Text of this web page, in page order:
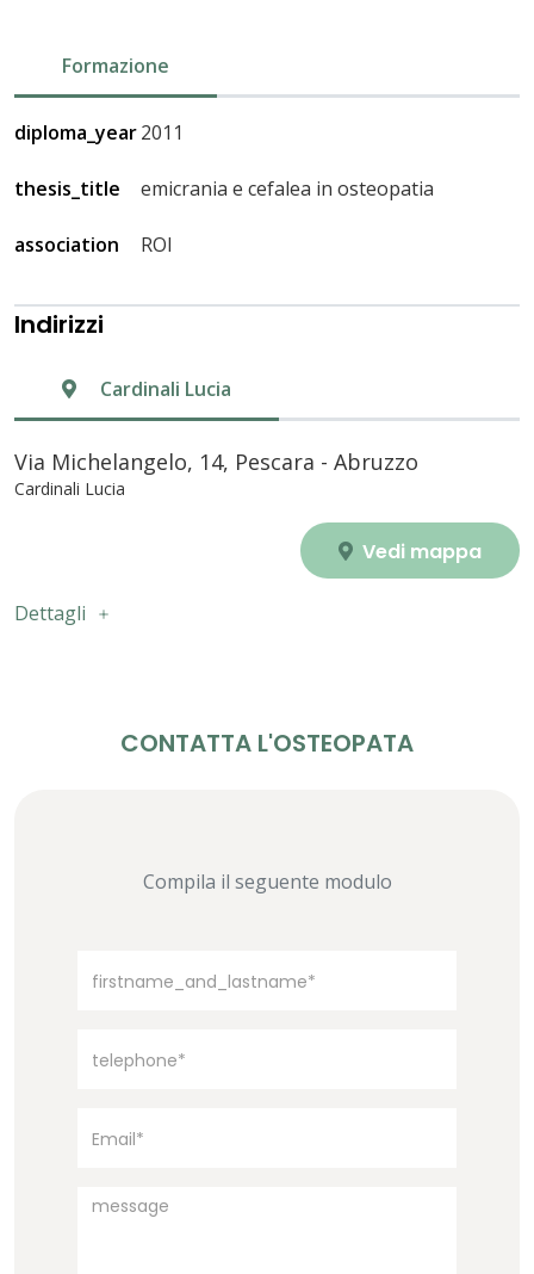
Formazione
diploma_year2011
thesis_title emicrania e cefalea in osteopatia
association ROI
Indirizzi
Cardinali Lucia
Via Michelangelo, 14, Pescara - Abruzzo
Cardinali Lucia
Vedi mappa
Dettagli
CONTATTA L'OSTEOPATA
Compila il seguente modulo